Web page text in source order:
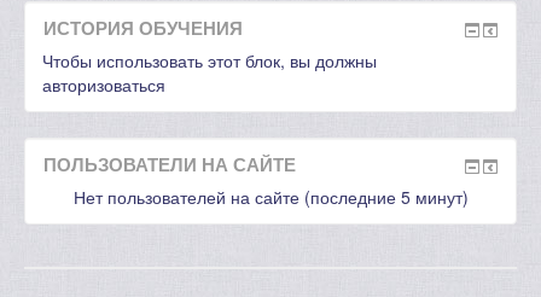
ИСТОРИЯ ОБУЧЕНИЯ
Чтобы использовать этот блок, вы должны
авторизоваться
ПОЛЬЗОВАТЕЛИ НА САЙТЕ
Нет пользователей на сайте (последние 5 минут)